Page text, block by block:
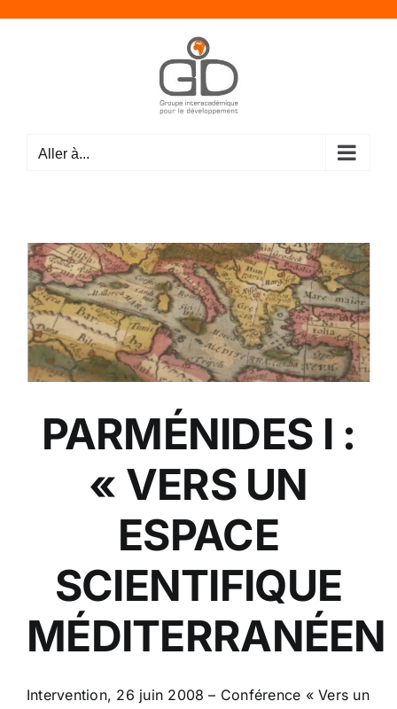
Aller à...
PARMÉNIDES I :
« VERS UN
ESPACE
SCIENTIFIQUE
Intervention, 26 juin 2008 – Conférence « Vers un